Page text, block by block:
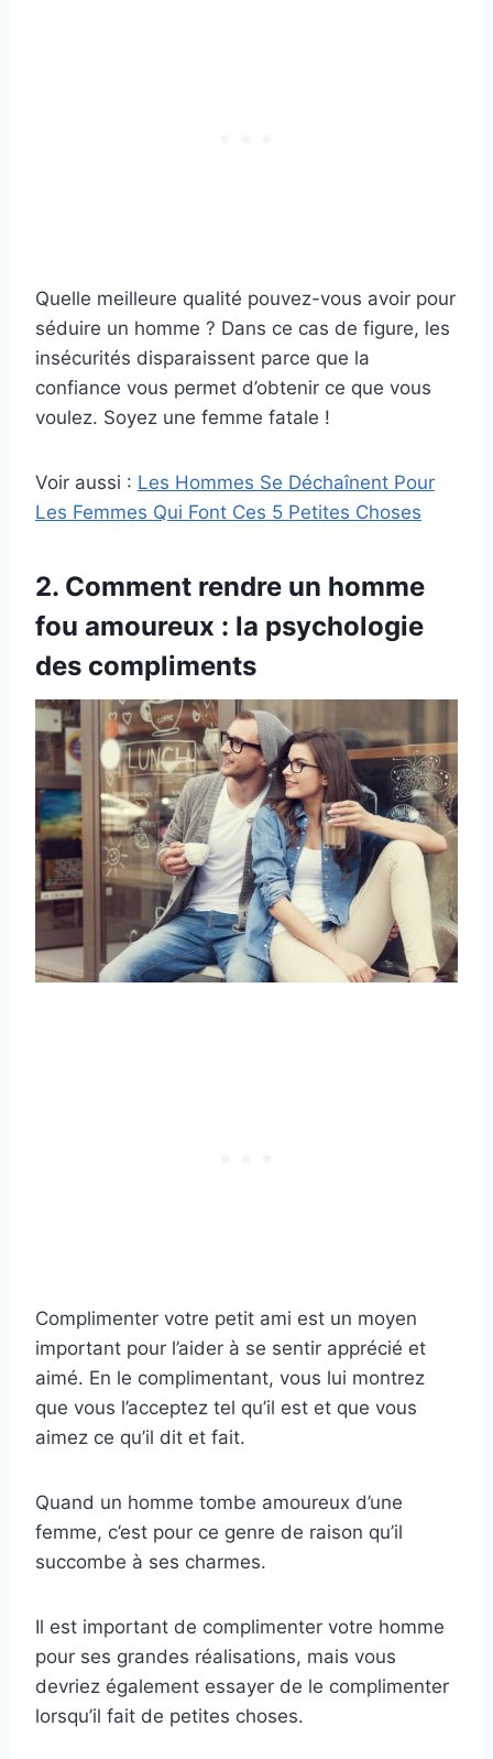
Quelle meilleure qualité pouvez-vous avoir pour
séduire un homme ? Dans ce cas de figure, les
insécurités disparaissent parce que la
confiance vous permet d’obtenir ce que vous
voulez. Soyez une femme fatale !
Voir aussi : Les Hommes Se Déchaînent Pour
Les Femmes Qui Font Ces 5 Petites Choses
2. Comment rendre un homme
fou amoureux : la psychologie
des compliments
Complimenter votre petit ami est un moyen
important pour l’aider à se sentir apprécié et
aimé. En le complimentant, vous lui montrez
que vous l’acceptez tel qu’il est et que vous
aimez ce qu’il dit et fait.
Quand un homme tombe amoureux d’une
femme, c’est pour ce genre de raison qu’il
succombe à ses charmes.
Il est important de complimenter votre homme
pour ses grandes réalisations, mais vous
devriez également essayer de le complimenter
lorsqu’il fait de petites choses.